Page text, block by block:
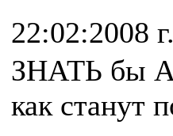
22:02:2008 г.
ЗНАТЬ бы
как станут